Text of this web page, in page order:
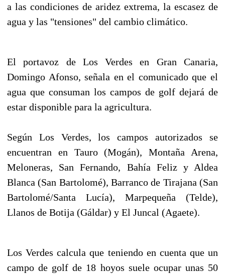
a las condiciones de aridez extrema, la escasez de
agua y las "tensiones" del cambio climático.
El portavoz de Los Verdes en Gran Canaria,
Domingo Afonso, señala en el comunicado que el
agua que consuman los campos de golf dejará de
estar disponible para la agricultura.
Según Los Verdes, los campos autorizados se
encuentran en Tauro (Mogán), Montaña Arena,
Meloneras, San Fernando, Bahía Feliz y Aldea
Blanca (San Bartolomé), Barranco de Tirajana (San
Bartolomé/Santa Lucía), Marpequeña (Telde),
Llanos de Botija (Gáldar) y El Juncal (Agaete).
Los Verdes calcula que teniendo en cuenta que un
campo de golf de 18 hoyos suele ocupar unas 50